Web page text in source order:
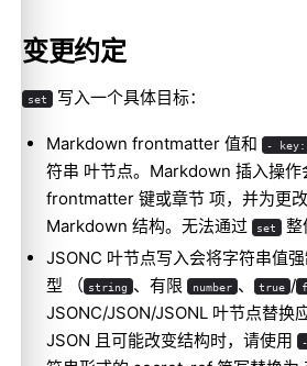
变更约定
set 写入一个具体目标：
Markdown frontmatter 值和 -
符串 叶节点。Markdown 插入操作
frontmatter 键或章节 项，并为更
Markdown 结构。无法通过
set
整
JSONC 叶节点写入会将字符串值
型 （ string 、有限 number 、 true /
JSONC/JSON/JSONL 叶节点替换
JSON 且可能改变结构时，请使用